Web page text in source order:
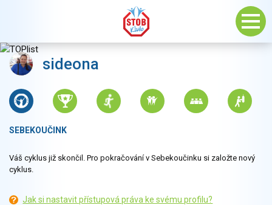
sideona
SEBEKOUČINK
Váš cyklus již skončil. Pro pokračování v Sebekoučinku si založte nový
cyklus.
Jak si nastavit přístupová práva ke svému profilu?